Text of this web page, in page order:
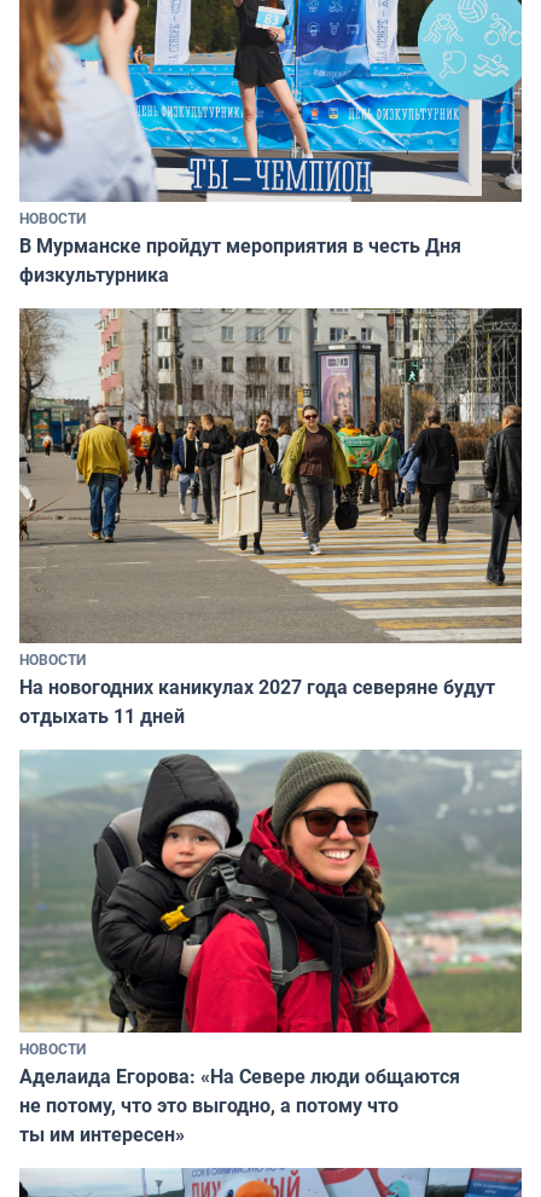
НОВОСТИ
В Мурманске пройдут мероприятия в честь Дня
физкультурника
НОВОСТИ
На новогодних каникулах 2027 года северяне будут
отдыхать 11 дней
НОВОСТИ
Аделаида Егорова: «На Севере люди общаются
не потому, что это выгодно, а потому что
ты им интересен»